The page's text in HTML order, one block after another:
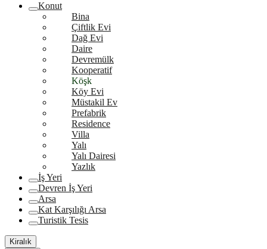
Konut
Bina
Çiftlik Evi
Dağ Evi
Daire
Devremülk
Kooperatif
Köşk
Köy Evi
Müstakil Ev
Prefabrik
Residence
Villa
Yalı
Yalı Dairesi
Yazlık
İş Yeri
Devren İş Yeri
Arsa
Kat Karşılığı Arsa
Turistik Tesis
Kiralık